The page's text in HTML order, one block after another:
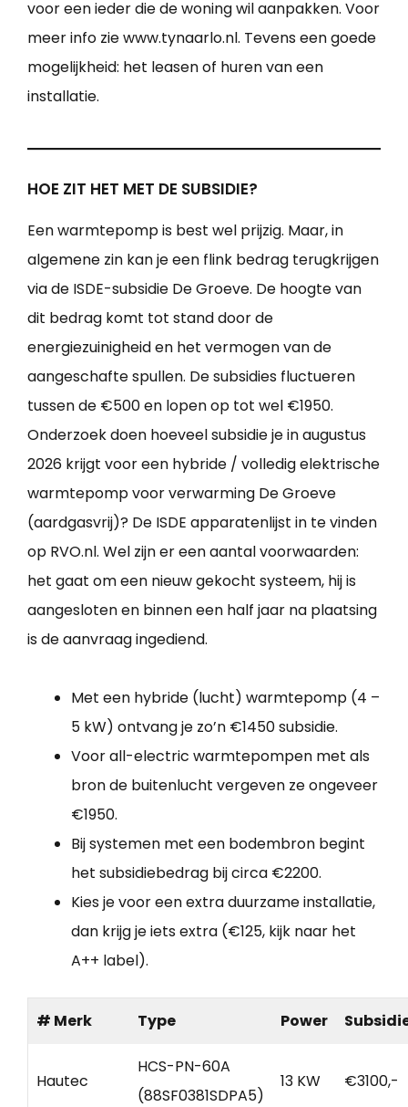
voor een ieder die de woning wil aanpakken. Voor
meer info zie www.tynaarlo.nl. Tevens een goede
mogelijkheid: het leasen of huren van een
installatie.
HOE ZIT HET MET DE SUBSIDIE?
Een warmtepomp is best wel prijzig. Maar, in
algemene zin kan je een flink bedrag terugkrijgen
via de ISDE-subsidie De Groeve. De hoogte van
dit bedrag komt tot stand door de
energiezuinigheid en het vermogen van de
aangeschafte spullen. De subsidies fluctueren
tussen de €500 en lopen op tot wel €1950.
Onderzoek doen hoeveel subsidie je in augustus
2026 krijgt voor een hybride / volledig elektrische
warmtepomp voor verwarming De Groeve
(aardgasvrij)? De ISDE apparatenlijst in te vinden
op RVO.nl. Wel zijn er een aantal voorwaarden:
het gaat om een nieuw gekocht systeem, hij is
aangesloten en binnen een half jaar na plaatsing
is de aanvraag ingediend.
Met een hybride (lucht) warmtepomp (4 –
5 kW) ontvang je zo’n €1450 subsidie.
Voor all-electric warmtepompen met als
bron de buitenlucht vergeven ze ongeveer
€1950.
Bij systemen met een bodembron begint
het subsidiebedrag bij circa €2200.
Kies je voor een extra duurzame installatie,
dan krijg je iets extra (€125, kijk naar het
A++ label).
# Merk Type Power
Hautec
HCS-PN-60A
(88SF0381SDPA5)
13 KW €3100,-